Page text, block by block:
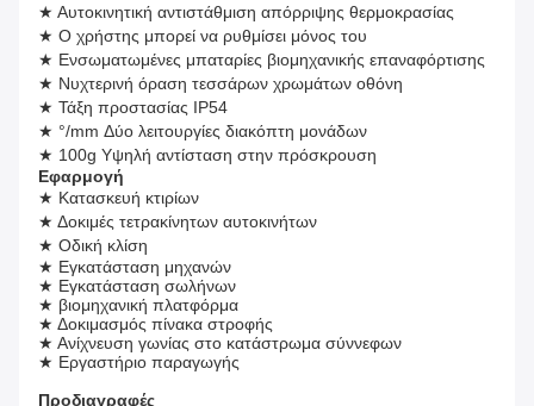
★ Αυτοκινητική αντιστάθμιση απόρριψης θερμοκρασίας
★ Ο χρήστης μπορεί να ρυθμίσει μόνος του
★ Ενσωματωμένες μπαταρίες βιομηχανικής επαναφόρτισης
★ Νυχτερινή όραση τεσσάρων χρωμάτων οθόνη
★ Τάξη προστασίας IP54
★ °/mm Δύο λειτουργίες διακόπτη μονάδων
★ 100g Υψηλή αντίσταση στην πρόσκρουση
Εφαρμογή
★ Κατασκευή κτιρίων
★ Δοκιμές τετρακίνητων αυτοκινήτων
★ Οδική κλίση
★ Εγκατάσταση μηχανών
★ Εγκατάσταση σωλήνων
★ βιομηχανική πλατφόρμα
★ Δοκιμασμός πίνακα στροφής
★ Ανίχνευση γωνίας στο κατάστρωμα σύννεφων
★ Εργαστήριο παραγωγής
Προδιαγραφές